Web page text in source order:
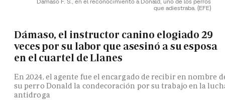
que adiestraba. (EFE)
Dámaso, el instructor canino elogiado 29
veces por su labor que asesinó a su esposa
en el cuartel de Llanes
En 2024, el agente fue el encargado de recibir en nombre
su perro Donald la condecoración por su trabajo en la
antidroga